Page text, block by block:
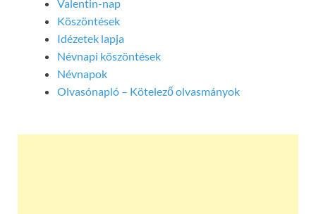
Valentin-nap
Köszöntések
Idézetek lapja
Névnapi köszöntések
Névnapok
Olvasónapló – Kötelező olvasmányok